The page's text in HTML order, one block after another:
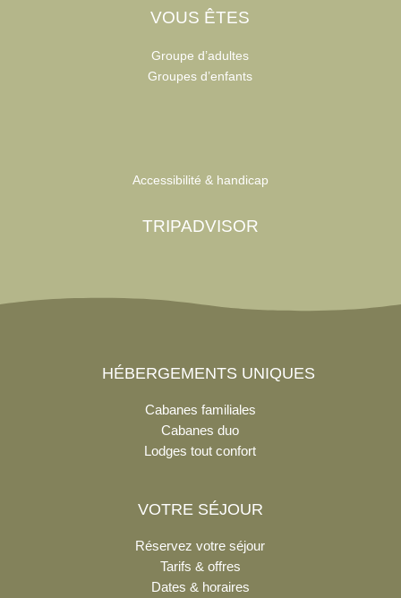
VOUS ÊTES
Groupe d’adultes
Groupes d’enfants
Accessibilité & handicap
TRIPADVISOR
HÉBERGEMENTS UNIQUES
Cabanes familiales
Cabanes duo
Lodges tout confort
VOTRE SÉJOUR
Réservez votre séjour
Tarifs & offres
Dates & horaires